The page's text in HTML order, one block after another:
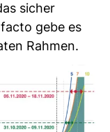
sicher
gebe es
Rahmen.